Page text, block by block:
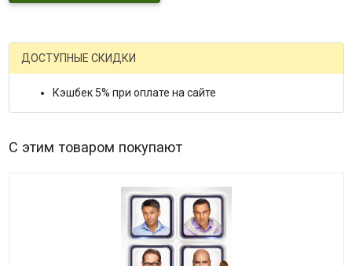
ДОСТУПНЫЕ СКИДКИ
Кэшбек 5% при оплате на сайте
С этим товаром покупают